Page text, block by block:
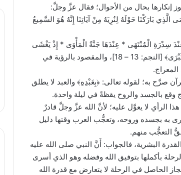
إنكارها بحال من الأحوال؛ فقال عزَّ وجلَّ:
بَارَكْنَا حَوْلَهُ لِنُرِيَهُ مِنْ آيَاتِنَا إِنَّهُ هُوَ السَّمِيعُ
سِدْرَةِ الْمُنْتَهَى * عِنْدَهَا جَنَّةُ الْمَأْوَى * إِذْ يَغْشَى
السِّدْرَةَ مَا يَغْشَى * مَا زَاغَ الْبَصَرُ وَمَا طَغَى * لَقَدْ رَأَى مِنْ آيَاتِ رَبِّهِ الْكُبْرَى﴾ [النجم: 13 – 18]، والمقصود بالرؤية في
صرَّح به؛ لقوله تعالى: ﴿بِعَبْدِهِ﴾ والعبد لا يطلق
وقع بالجسد والروح يقظةً في ليلة واحدة.
الرأي لا يعوَّل عليه؛ لأنَّ الله عزَّ وجلَّ قادرٌ
به بجسده وروحه، وتعجُّب العرب وقتها دليل
التعجُّب منهم.
البشرية، فالجواب: أَنَّ النبي صلى الله عليه
بأكملها بتوفيق الله وفضله وهو الذي أسرى
الحاصل في الرحلة لا يتعارض مع قدرة الله